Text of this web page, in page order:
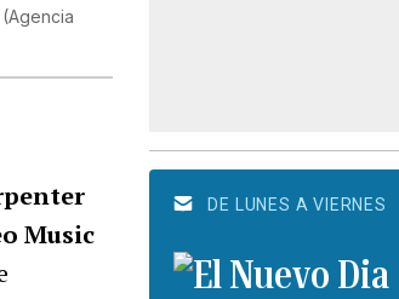
(Agencia
Music
DE LUNES A VIERNES